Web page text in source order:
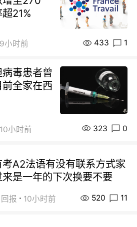
21%
9小时前 433 1
毒患者曾
全家在西
10小时前 323 0
A2法语有没有联系方式家
是一年的下次换要不要
报 10小时前 520 11